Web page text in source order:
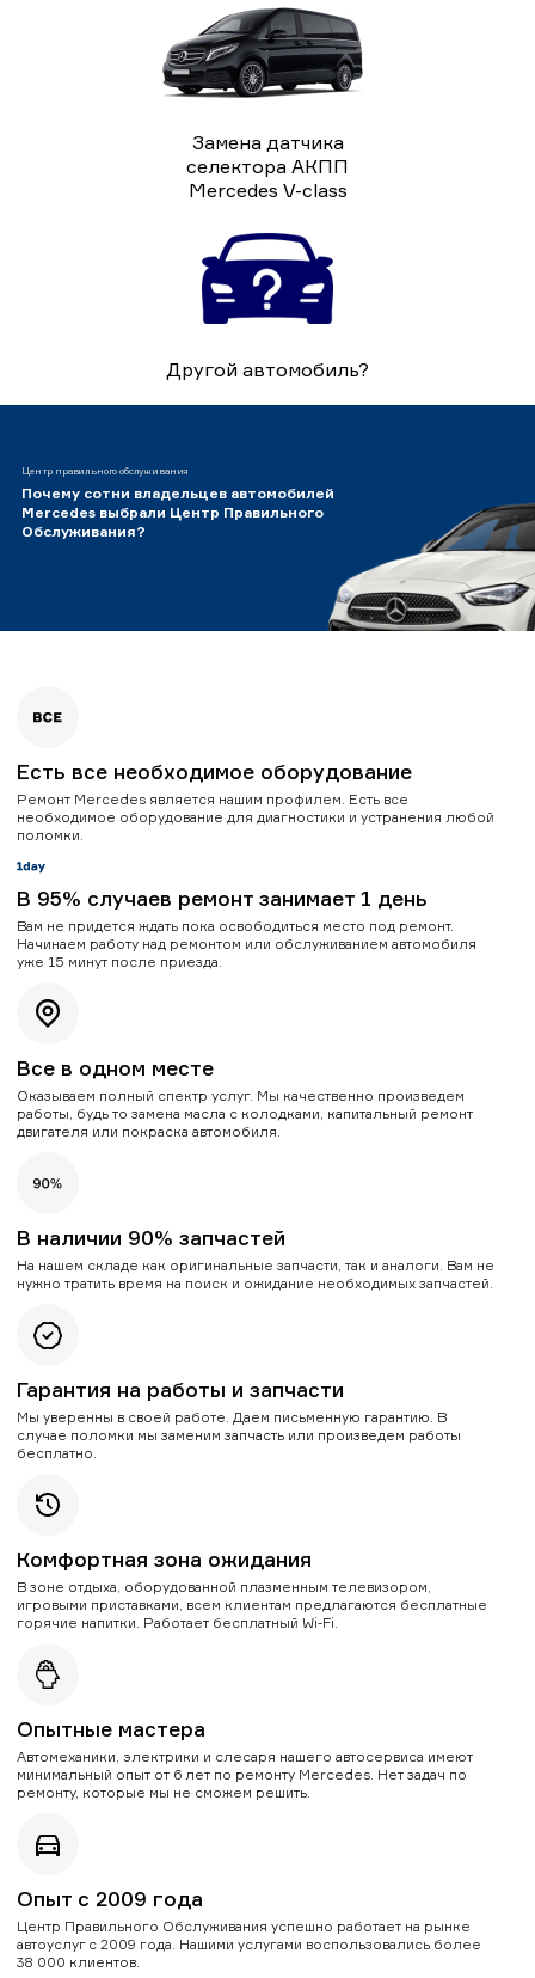
Замена датчика
селектора АКПП
Mercedes V-class
Другой автомобиль?
Центр правильного обслуживания
Почему сотни владельцев автомобилей
Mercedes выбрали Центр Правильного
Обслуживания?
Есть все необходимое оборудование
Ремонт Mercedes является нашим профилем. Есть все
необходимое оборудование для диагностики и устранения любой
поломки.
В 95% случаев ремонт занимает 1 день
Вам не придется ждать пока освободиться место под ремонт.
Начинаем работу над ремонтом или обслуживанием автомобиля
уже 15 минут после приезда.
Все в одном месте
Оказываем полный спектр услуг. Мы качественно произведем
работы, будь то замена масла с колодками, капитальный ремонт
двигателя или покраска автомобиля.
В наличии 90% запчастей
На нашем складе как оригинальные запчасти, так и аналоги. Вам не
нужно тратить время на поиск и ожидание необходимых запчастей.
Гарантия на работы и запчасти
Мы уверенны в своей работе. Даем письменную гарантию. В
случае поломки мы заменим запчасть или произведем работы
бесплатно.
Комфортная зона ожидания
В зоне отдыха, оборудованной плазменным телевизором,
игровыми приставками, всем клиентам предлагаются бесплатные
горячие напитки. Работает бесплатный Wi-Fi.
Опытные мастера
Автомеханики, электрики и слесаря нашего автосервиса имеют
минимальный опыт от 6 лет по ремонту Mercedes. Нет задач по
ремонту, которые мы не сможем решить.
Опыт с 2009 года
Центр Правильного Обслуживания успешно работает на рынке
автоуслуг с 2009 года. Нашими услугами воспользовались более
38 000 клиентов.